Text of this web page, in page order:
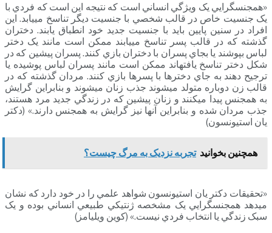
«همجنسگرايي يک ويژگي انساني است که نتيجه اين است که فردي با
يک جنسيت خاص در قالب شخصي با جنسيت ديگر تناسخ مي­يابد. اين
افراد در سنين پايين بايد با جنسيت جديد خود انطباق يابند. دختران
گذشته که در قالب پسر تناسخ مي­يابند ممکن است مانند يک دختر
لباس بپوشند يا بجاي پسران با دختران بازي کنند. پسران پيشين که در
شکل دختر تناسخ يافته­اند ممکن است مانند پسران لباس پوشيده يا
ترجيح دهند به جاي دخترها با پسرها بازي کنند. مردان گذشته که در
قالب زن دوباره متولد مي­شوند جذب زنان مي­شوند و بنابراين گرايش
به همجنس پيدا مي­کنند و زنان پيشين که در زندگي جديد مرد هستند،
جذب مردان شده و بنابراين آنها نيز گرايش به همجنس دارند.» (دکتر
يان استيونسون)
همچنین بخوانید تجربه نزدیک به مرگ چیست؟
«تحقيقات دکتر يان استيونسون شواهد علمي را در خود دارد که نشان
مي­دهد همجنسگرايي يک مشخصه ژنتيکي طبيعي انساني بوده و يک
سبک زندگي يا انتخاب فردي نيست.» (کوين ويليامز)